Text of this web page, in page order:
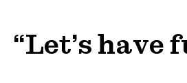
“Let’s have